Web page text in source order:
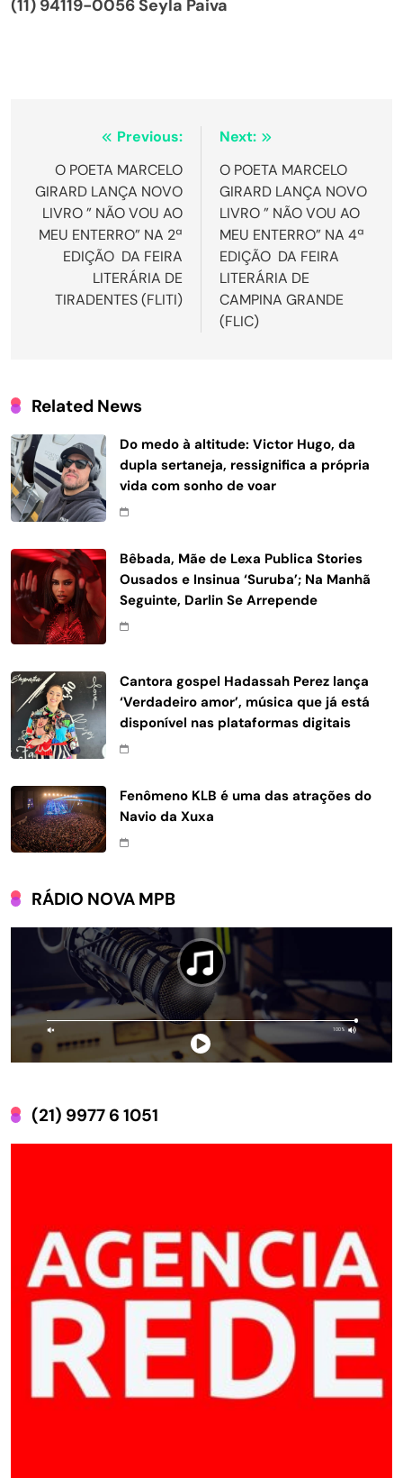
(11) 94119-0056 Seyla Paiva
Navegação
Post
Previous:
O POETA MARCELO
GIRARD LANÇA NOVO
LIVRO ” NÃO VOU AO
MEU ENTERRO” NA 2ª
EDIÇÃO DA FEIRA
LITERÁRIA DE
TIRADENTES (FLITI)
Next:
O POETA MARCELO
GIRARD LANÇA NOVO
LIVRO ” NÃO VOU AO
MEU ENTERRO” NA 4ª
EDIÇÃO DA FEIRA
LITERÁRIA DE
CAMPINA GRANDE
(FLIC)
Related News
Do medo à altitude: Victor Hugo, da
dupla sertaneja, ressignifica a própria
vida com sonho de voar
Bêbada, Mãe de Lexa Publica Stories
Ousados e Insinua ‘Suruba’; Na Manhã
Seguinte, Darlin Se Arrepende
Cantora gospel Hadassah Perez lança
‘Verdadeiro amor’, música que já está
disponível nas plataformas digitais
Fenômeno KLB é uma das atrações do
Navio da Xuxa
RÁDIO NOVA MPB
(21) 9977 6 1051